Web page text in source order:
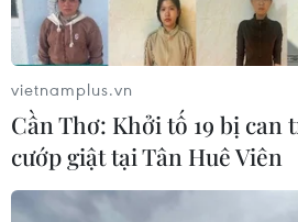
vietnamplus.vn
Cần Thơ: Khởi tố 19 bị can
cướp giật tại Tân Huê Viên